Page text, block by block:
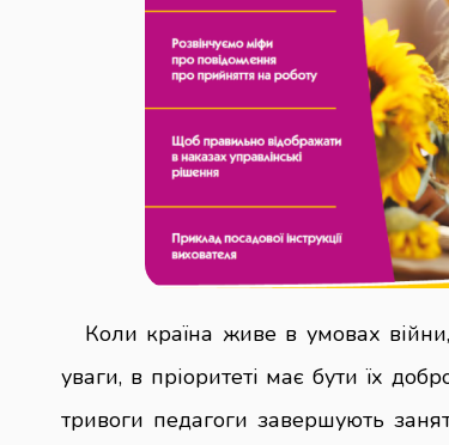
Коли країна живе в умовах
уваги, в пріоритеті має бути їх
тривоги педагоги завершують